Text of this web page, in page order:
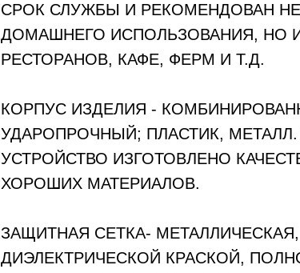
СРОК СЛУЖБЫ И РЕКОМЕНДОВАН
ДОМАШНЕГО ИСПОЛЬЗОВАНИЯ, НО
РЕСТОРАНОВ, КАФЕ, ФЕРМ И Т.Д.
КОРПУС ИЗДЕЛИЯ -
УДАРОПРОЧНЫЙ; ПЛАСТИК,
УСТРОЙСТВО ИЗГОТОВЛЕНО
ХОРОШИХ МАТЕРИАЛОВ.
ЗАЩИТНАЯ СЕТКА-
ДИЭЛЕКТРИЧЕСКОЙ КРАСКОЙ,